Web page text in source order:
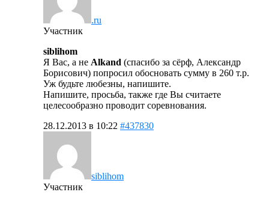
.ru
Участник
siblihom
Я Вас, а не Alkand (спасибо за сёрф, Александр
Борисович) попросил обосновать сумму в 260 т.р.
Уж будьте любезны, напишите.
Напишите, просьба, также где Вы считаете
целесообразно проводит соревнования.
28.12.2013 в 10:22 #437830
siblihom
Участник